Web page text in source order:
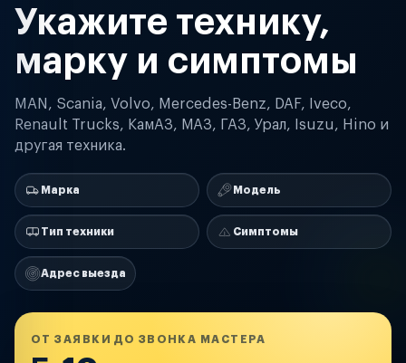
Укажите технику,
марку и симптомы
MAN, Scania, Volvo, Mercedes-Benz, DAF, Iveco,
Renault Trucks, КамАЗ, МАЗ, ГАЗ, Урал, Isuzu, Hino и
другая техника.
Марка Модель
Тип техники Симптомы
Адрес выезда
ОТ ЗАЯВКИ ДО ЗВОНКА МАСТЕРА